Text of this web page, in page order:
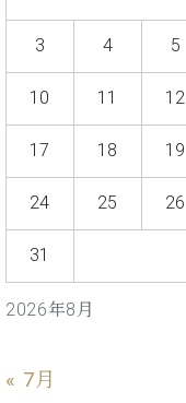
ラ
ト
C.
ベ
ノ
コ
シ
ク
セン
2026年8月
3 4 5
10 11 12
17 18 19
24 25 26
31
« 7月